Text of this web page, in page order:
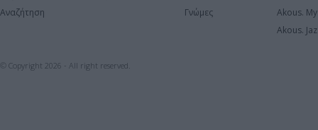
Αναζήτηση
Γνώμες
Akous.
Akous.
© Copyright 2026 - All right reserved.